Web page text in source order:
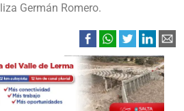
Germán Romero.